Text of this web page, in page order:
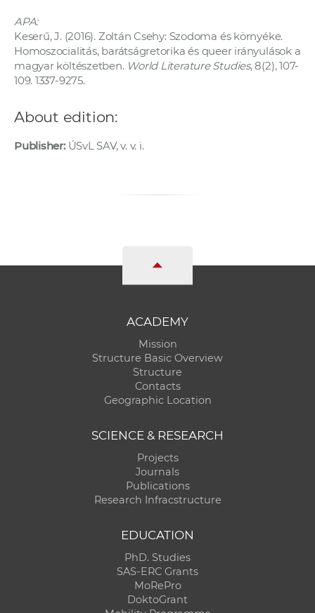
APA:
Keserű, J. (2016). Zoltán Csehy: Szodoma és környéke.
Homoszocialitás, barátságretorika és queer irányulások a
magyar költészetben. World Literature Studies, 8(2), 107-
109. 1337-9275.
About edition:
Publisher:ÚSvL SAV, v. v. i.
ACADEMY
Mission
Structure Basic Overview
Structure
Contacts
Geographic Location
SCIENCE & RESEARCH
Projects
Journals
Publications
Research Infracstructure
EDUCATION
PhD. Studies
SAS-ERC Grants
MoRePro
DoktoGrant